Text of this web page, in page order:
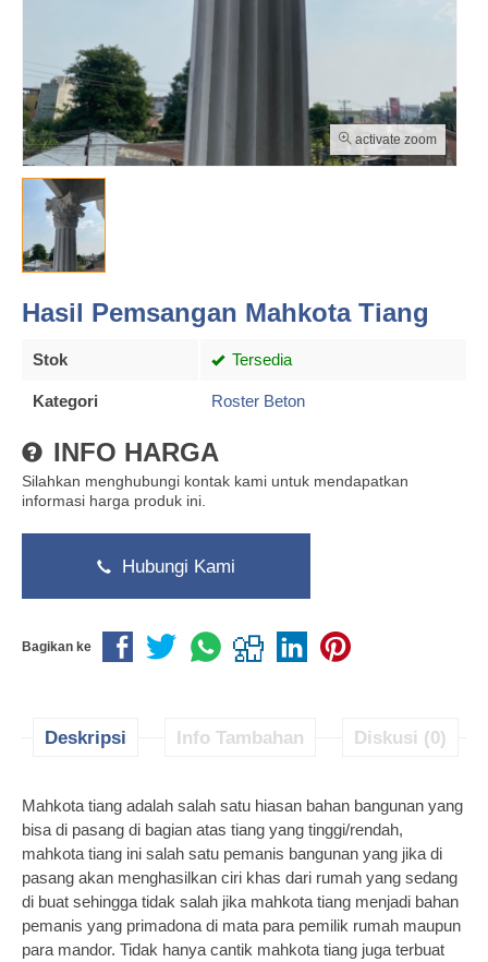
activate zoom
Hasil Pemsangan Mahkota Tiang
Stok Tersedia
Kategori Roster Beton
INFO HARGA
Silahkan menghubungi kontak kami untuk mendapatkan
informasi harga produk ini.
Hubungi Kami
Bagikan ke
Deskripsi Info Tambahan Diskusi (0)
Mahkota tiang adalah salah satu hiasan bahan bangunan yang
bisa di pasang di bagian atas tiang yang tinggi/rendah,
mahkota tiang ini salah satu pemanis bangunan yang jika di
pasang akan menghasilkan ciri khas dari rumah yang sedang
di buat sehingga tidak salah jika mahkota tiang menjadi bahan
pemanis yang primadona di mata para pemilik rumah maupun
para mandor. Tidak hanya cantik mahkota tiang juga terbuat